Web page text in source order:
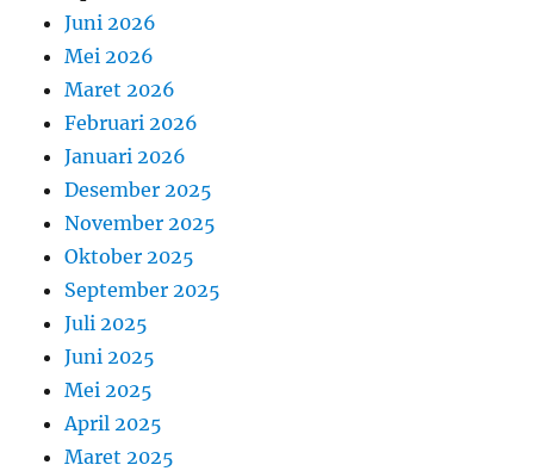
Juni 2026
Mei 2026
Maret 2026
Februari 2026
Januari 2026
Desember 2025
November 2025
Oktober 2025
September 2025
Juli 2025
Juni 2025
Mei 2025
April 2025
Maret 2025